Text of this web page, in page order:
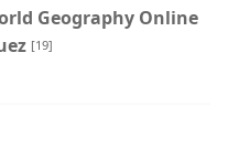
Geography Online
[19]